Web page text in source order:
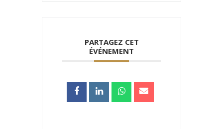
PARTAGEZ CET
ÉVÉNEMENT